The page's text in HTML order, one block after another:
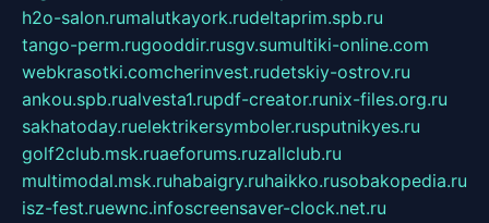
h2o-salon.rumalutkayork.rudeltaprim.spb.ru
tango-perm.rugooddir.rusgv.sumultiki-online.com
webkrasotki.comcherinvest.rudetskiy-ostrov.ru
ankou.spb.rualvesta1.rupdf-creator.runix-files.org.ru
sakhatoday.ruelektrikersymboler.rusputnikyes.ru
golf2club.msk.ruaeforums.ruzallclub.ru
multimodal.msk.ruhabaigry.ruhaikko.rusobakopedia.ru
isz-fest.ruewnc.infoscreensaver-clock.net.ru